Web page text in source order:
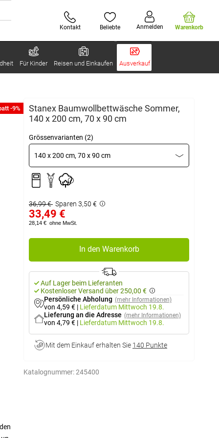
Kontakt Beliebte Anmelden Warenkorb
Für Kinder Reisen und Einkaufen Ausverkauf
-9%
Stanex Baumwollbettwäsche Sommer,
140 x 200 cm, 70 x 90 cm
Grössenvarianten (2)
140 x 200 cm, 70 x 90 cm
36,99 € Sparen 3,50 €
33,49 €
28,14 € ohne MwSt.
In den Warenkorb
Auf Lager beim Lieferanten
Kostenloser Versand über 250,00 €
Persönliche Abholung (mehr Informationen)
von 4,59 € | Lieferdatum Mittwoch 19.8.
Lieferung an die Adresse (mehr Informationen)
von 4,79 € | Lieferdatum Mittwoch 19.8.
Mit dem Einkauf erhalten Sie 140 Punkte
Katalognummer:245400